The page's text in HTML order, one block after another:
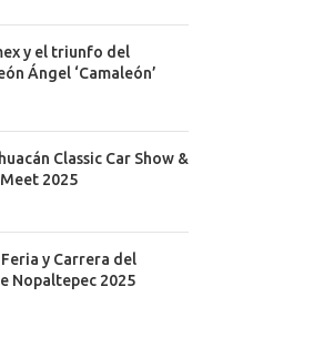
y el triunfo del
Ángel ‘Camaleón’
Classic Car Show &
2025
y Carrera del
Nopaltepec 2025